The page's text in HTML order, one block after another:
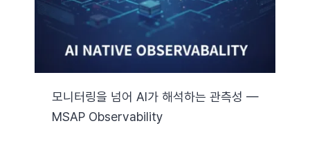
Search
모니터링을 넘어 AI가 해석하는 관측성 —
MSAP Observability